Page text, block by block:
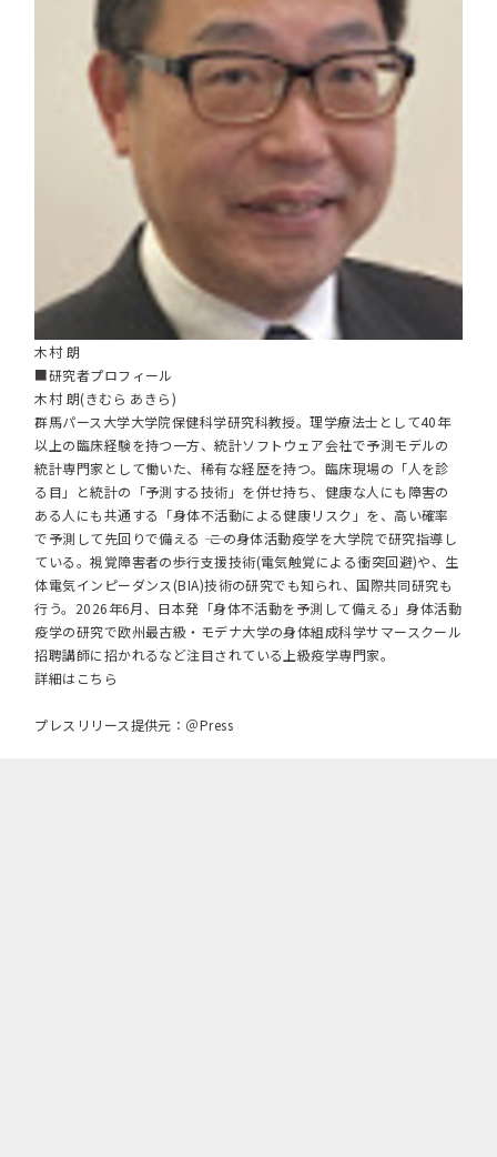
木村 朗
■研究者プロフィール
木村 朗(きむら あきら)
群馬パース大学大学院保健科学研究科教授。理学療法士として40年
以上の臨床経験を持つ一方、統計ソフトウェア会社で予測モデルの
統計専門家として働いた、稀有な経歴を持つ。臨床現場の「人を診
る目」と統計の「予測する技術」を併せ持ち、健康な人にも障害の
ある人にも共通する「身体不活動による健康リスク」を、高い確率
で予測して先回りで備える ―― この身体活動疫学を大学院で研究指導し
ている。視覚障害者の歩行支援技術(電気触覚による衝突回避)や、生
体電気インピーダンス(BIA)技術の研究でも知られ、国際共同研究も
行う。2026年6月、日本発「身体不活動を予測して備える」身体活動
疫学の研究で欧州最古級・モデナ大学の身体組成科学サマースクール
招聘講師に招かれるなど注目されている上級疫学専門家。
詳細はこちら
プレスリリース提供元：＠Press